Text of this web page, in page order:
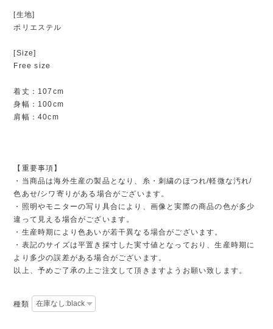
[生地]
ポリエステル
[Size]
Free size
着丈：107cm
身幅：100cm
肩幅：40cm
【重要事項】
・当商品は海外生産の製品となり、糸・刺繍のほつれ/軽微な汚れ/
色あせ/シワ寄りがある場合がございます。
・照明やモニターの写り具合により、画像と実際の商品の色が多少
違って見える場合がございます。
・生産時期により色あいが若干異なる場合がございます。
・表記のサイズは平置き採寸した実寸値となっており、生産時期に
より多少の誤差がある場合がございます。
以上、予めご了承の上ご注文して頂きますようお願い致します。
種類